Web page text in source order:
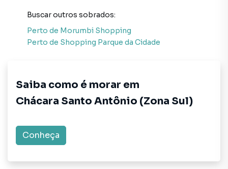
Buscar outros sobrados:
Perto de Morumbi Shopping
Perto de Shopping Parque da Cidade
Saiba como é morar em
Chácara Santo Antônio (Zona Sul)
Conheça